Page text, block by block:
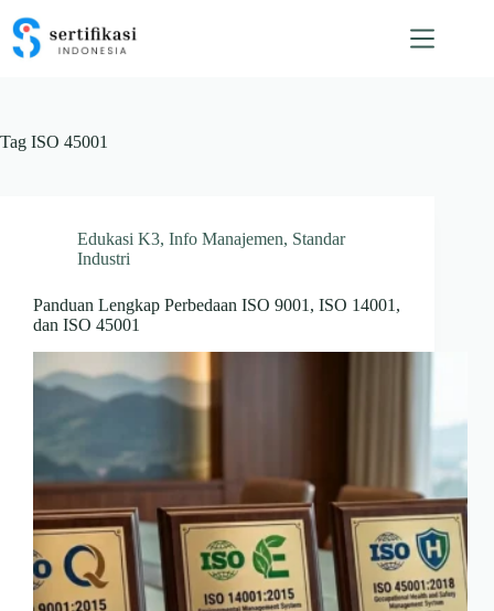
content
Tag ISO 45001
Edukasi K3, Info Manajemen, Standar
Industri
Panduan Lengkap Perbedaan ISO 9001, ISO 14001,
dan ISO 45001